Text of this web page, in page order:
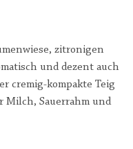
zitronigen
und dezent auch
cremig-kompakte Teig
Milch, Sauerrahm und